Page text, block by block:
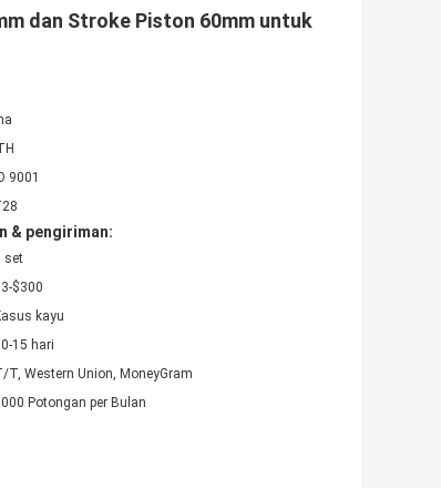
dan Stroke Piston 60mm untuk
9001
& pengiriman:
set
$300
kayu
15 hari
T, Western Union, MoneyGram
Potongan per Bulan